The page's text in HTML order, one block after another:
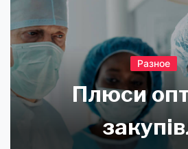
Разное
Плюси